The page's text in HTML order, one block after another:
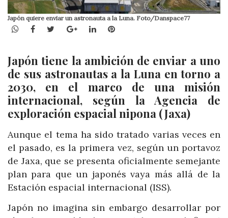
Japón quiere enviar un astronauta a la Luna. Foto/Danspace77
WhatsApp
Facebook
TwitterGoogle+LinkedInPinterest
Japón tiene la ambición de enviar a uno
de sus astronautas a la Luna en torno a
2030, en el marco de una misión
internacional, según la Agencia de
exploración espacial nipona (Jaxa)
Aunque el tema ha sido tratado varias veces en
el pasado, es la primera vez, según un portavoz
de Jaxa, que se presenta oficialmente semejante
plan para que un japonés vaya más allá de la
Estación espacial internacional (ISS).
Japón no imagina sin embargo desarrollar por